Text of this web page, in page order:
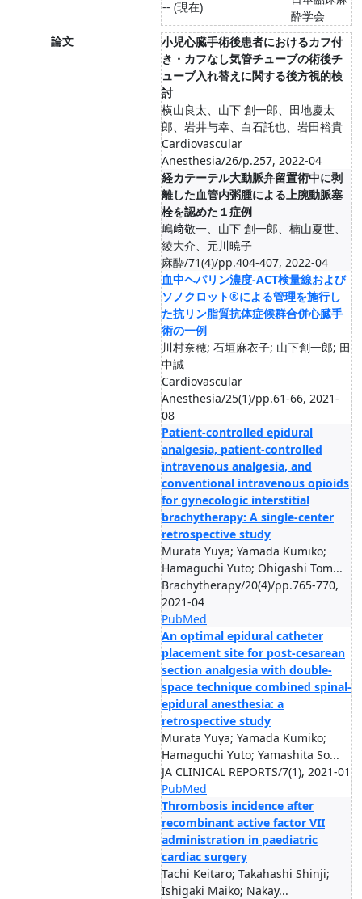
-- (現在)
酔学会
論文
小児心臓手術後患者におけるカフ付
き・カフなし気管チューブの術後チ
ューブ入れ替えに関する後方視的検
討
横山良太、山下 創一郎、田地慶太
郎、岩井与幸、白石託也、岩田裕貴
Cardiovascular
Anesthesia/26/p.257, 2022-04
経カテーテル大動脈弁留置術中に剥
離した血管内粥腫による上腕動脈塞
栓を認めた１症例
嶋﨑敬一、山下 創一郎、楠山夏世、
綾大介、元川暁子
麻酔/71(4)/pp.404-407, 2022-04
血中ヘパリン濃度-ACT検量線および
ソノクロット®による管理を施行し
た抗リン脂質抗体症候群合併心臓手
術の一例
川村奈穂; 石垣麻衣子; 山下創一郎; 田
中誠
Cardiovascular
Anesthesia/25(1)/pp.61-66, 2021-
08
Patient-controlled epidural
analgesia, patient-controlled
intravenous analgesia, and
conventional intravenous opioids
for gynecologic interstitial
brachytherapy: A single-center
retrospective study
Murata Yuya; Yamada Kumiko;
Hamaguchi Yuto; Ohigashi Tom...
Brachytherapy/20(4)/pp.765-770,
2021-04
PubMed
An optimal epidural catheter
placement site for post-cesarean
section analgesia with double-
space technique combined spinal-
epidural anesthesia: a
retrospective study
Murata Yuya; Yamada Kumiko;
Hamaguchi Yuto; Yamashita So...
JA CLINICAL REPORTS/7(1), 2021-01
PubMed
Thrombosis incidence after
recombinant active factor VII
administration in paediatric
cardiac surgery
Tachi Keitaro; Takahashi Shinji;
Ishigaki Maiko; Nakay...